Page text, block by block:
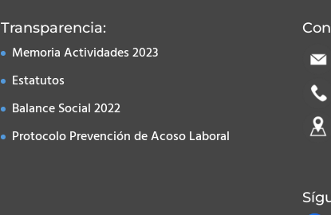
Transparencia:
Memoria Actividades 2023
Estatutos
Balance Social 2022
Protocolo Prevención de Acoso Laboral